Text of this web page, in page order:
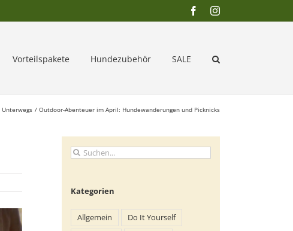
FacebookInstagram
Vorteilspakete Hundezubehör SALE
Unterwegs Outdoor-Abenteuer im April: Hundewanderungen und Picknicks
Suche
Kategorien
Allgemein
Do It Yourself